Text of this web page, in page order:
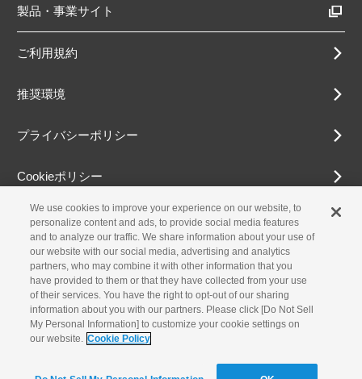
製品・事業サイト
ご利用規約
推奨環境
プライバシーポリシー
Cookieポリシー
アクセシビリティ方針
古物営業法に基づく表示
お問合せ
We use cookies to improve your experience on our website, to
personalize content and ads, to provide social media features
and to analyze our traffic. We share information about your use of
our website with our social media, advertising and analytics
partners, who may combine it with other information that you
have provided to them or that they have collected from your use
of their services. You have the right to opt-out of our sharing
information about you with our partners. Please click [Do Not Sell
My Personal Information] to customize your cookie settings on
our website. Cookie Policy